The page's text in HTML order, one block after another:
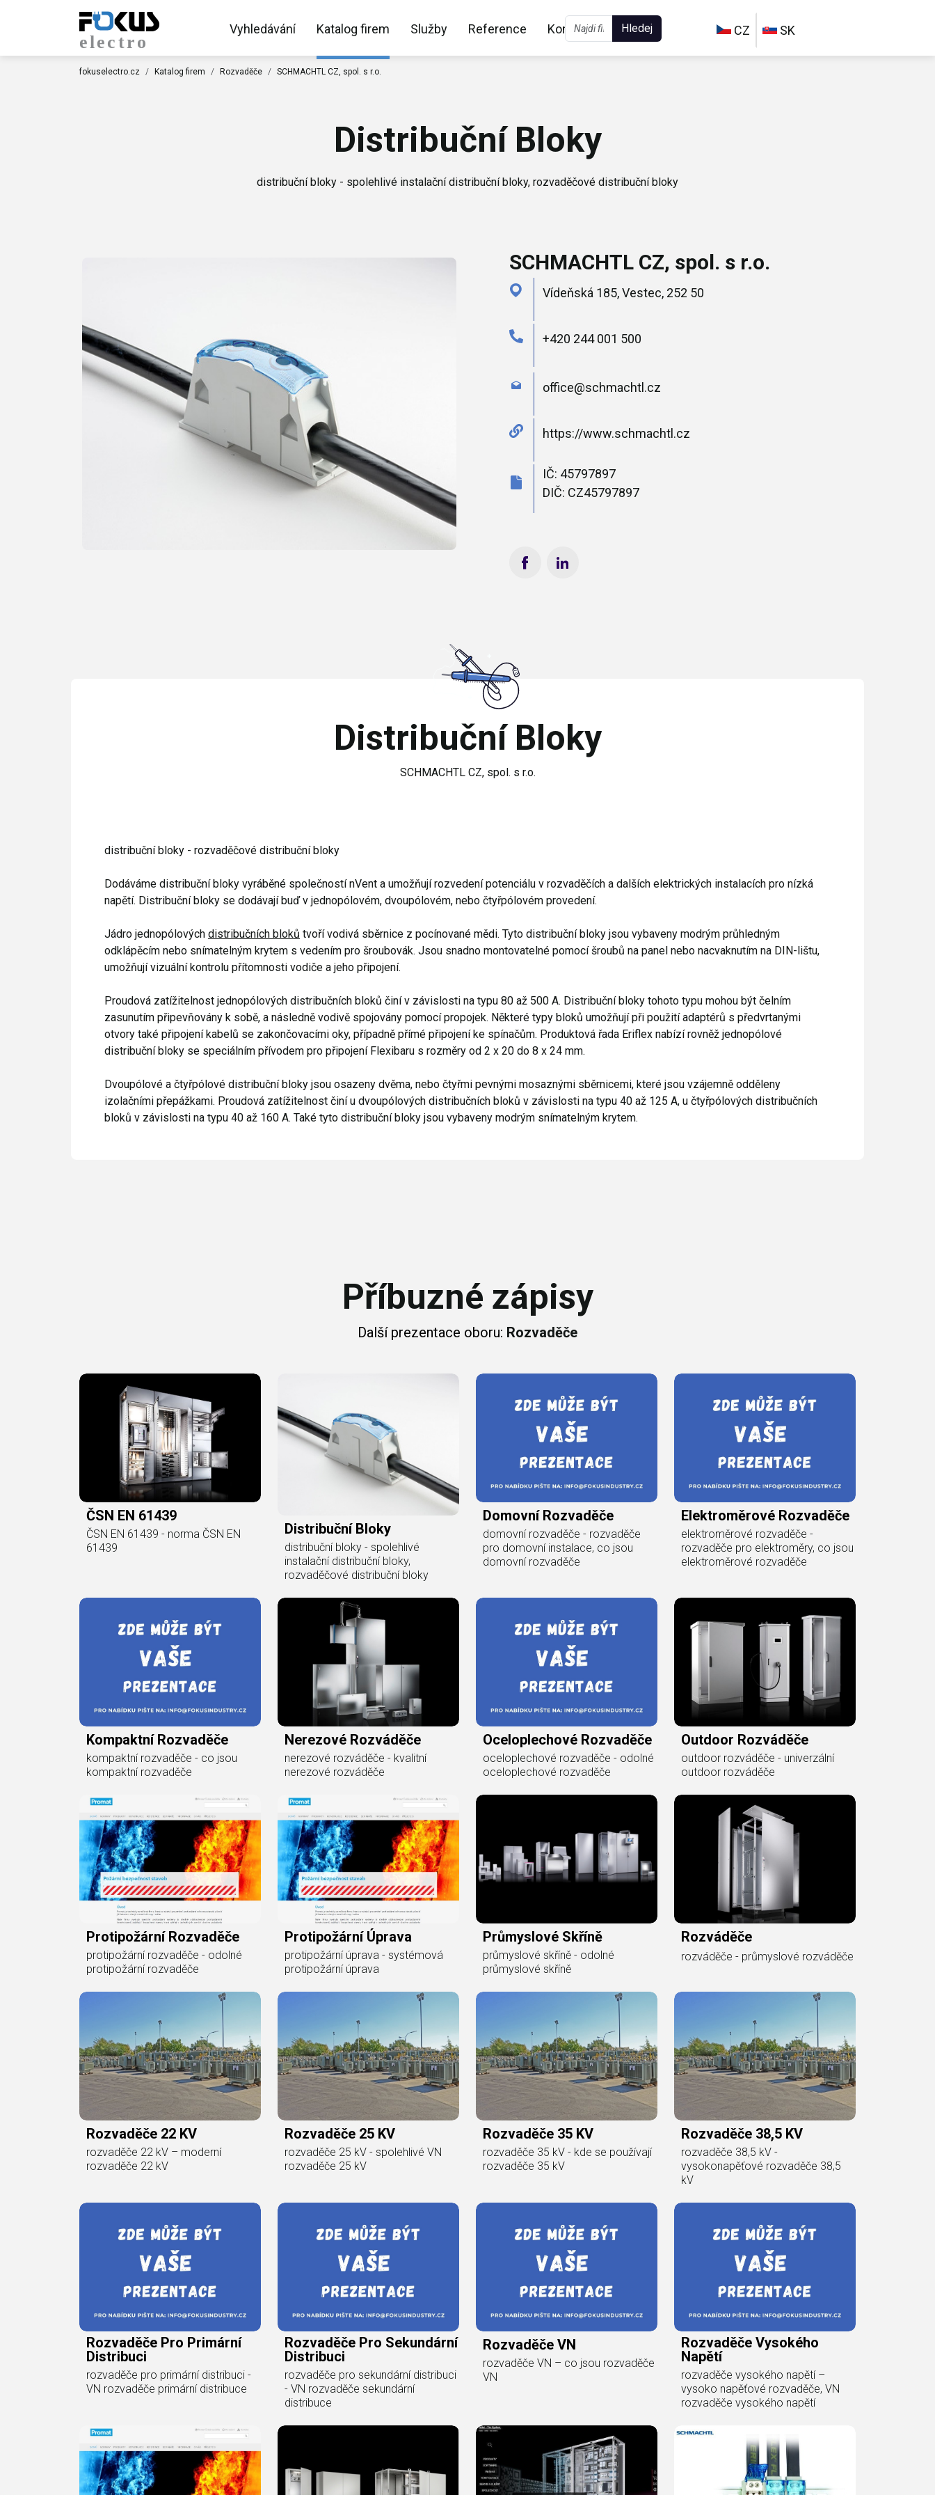
Vyhledávání Katalog firem Služby Reference Kontakt Hledej CZ SK
fokuselectro.cz Katalog firem Rozvaděče SCHMACHTL CZ, spol. s r.o.
Distribuční Bloky
distribuční bloky - spolehlivé instalační distribuční bloky, rozvaděčové distribuční bloky
SCHMACHTL CZ, spol. s r.o.
Vídeňská 185, Vestec, 252 50
+420 244 001 500
office@schmachtl.cz
https://www.schmachtl.cz
IČ: 45797897
DIČ: CZ45797897
Distribuční Bloky
SCHMACHTL CZ, spol. s r.o.
distribuční bloky - rozvaděčové distribuční bloky
Dodáváme distribuční bloky vyráběné společností nVent a umožňují rozvedení potenciálu v rozvaděčích a dalších elektrických instalacích pro nízká
napětí. Distribuční bloky se dodávají buď v jednopólovém, dvoupólovém, nebo čtyřpólovém provedení.
Jádro jednopólových distribučních bloků tvoří vodivá sběrnice z pocínované mědi. Tyto distribuční bloky jsou vybaveny modrým průhledným
odklápěcím nebo snímatelným krytem s vedením pro šroubovák. Jsou snadno montovatelné pomocí šroubů na panel nebo nacvaknutím na DIN-lištu,
umožňují vizuální kontrolu přítomnosti vodiče a jeho připojení.
Proudová zatížitelnost jednopólových distribučních bloků činí v závislosti na typu 80 až 500 A. Distribuční bloky tohoto typu mohou být čelním
zasunutím připevňovány k sobě, a následně vodivě spojovány pomocí propojek. Některé typy bloků umožňují při použití adaptérů s předvrtanými
otvory také připojení kabelů se zakončovacími oky, případně přímé připojení ke spínačům. Produktová řada Eriflex nabízí rovněž jednopólové
distribuční bloky se speciálním přívodem pro připojení Flexibaru s rozměry od 2 x 20 do 8 x 24 mm.
Dvoupólové a čtyřpólové distribuční bloky jsou osazeny dvěma, nebo čtyřmi pevnými mosaznými sběrnicemi, které jsou vzájemně odděleny
izolačními přepážkami. Proudová zatížitelnost činí u dvoupólových distribučních bloků v závislosti na typu 40 až 125 A, u čtyřpólových distribučních
bloků v závislosti na typu 40 až 160 A. Také tyto distribuční bloky jsou vybaveny modrým snímatelným krytem.
Příbuzné zápisy
Další prezentace oboru: Rozvaděče
ČSN EN 61439
ČSN EN 61439 - norma ČSN EN
61439
Distribuční Bloky
distribuční bloky - spolehlivé
instalační distribuční bloky,
rozvaděčové distribuční bloky
Domovní Rozvaděče
domovní rozvaděče - rozvaděče
pro domovní instalace, co jsou
domovní rozvaděče
Elektroměrové Rozvaděče
elektroměrové rozvaděče -
rozvaděče pro elektroměry, co jsou
elektroměrové rozvaděče
Kompaktní Rozvaděče
kompaktní rozvaděče - co jsou
kompaktní rozvaděče
Nerezové Rozváděče
nerezové rozváděče - kvalitní
nerezové rozváděče
Oceloplechové Rozvaděče
oceloplechové rozvaděče - odolné
oceloplechové rozvaděče
Outdoor Rozváděče
outdoor rozváděče - univerzální
outdoor rozváděče
Protipožární Rozvaděče
protipožární rozvaděče - odolné
protipožární rozvaděče
Protipožární Úprava
protipožární úprava - systémová
protipožární úprava
Průmyslové Skříně
průmyslové skříně - odolné
průmyslové skříně
Rozváděče
rozváděče - průmyslové rozváděče
Rozvaděče 22 KV
rozvaděče 22 kV – moderní
rozvaděče 22 kV
Rozvaděče 25 KV
rozvaděče 25 kV - spolehlivé VN
rozvaděče 25 kV
Rozvaděče 35 KV
rozvaděče 35 kV - kde se používají
rozvaděče 35 kV
Rozvaděče 38,5 KV
rozvaděče 38,5 kV -
vysokonapěťové rozvaděče 38,5
kV
Rozvaděče Pro Primární
Distribuci
rozvaděče pro primární distribuci -
VN rozvaděče primární distribuce
Rozvaděče Pro Sekundární
Distribuci
rozvaděče pro sekundární distribuci
- VN rozvaděče sekundární
distribuce
Rozvaděče VN
rozvaděče VN – co jsou rozvaděče
VN
Rozvaděče Vysokého
Napětí
rozvaděče vysokého napětí –
vysoko napěťové rozvaděče, VN
rozvaděče vysokého napětí